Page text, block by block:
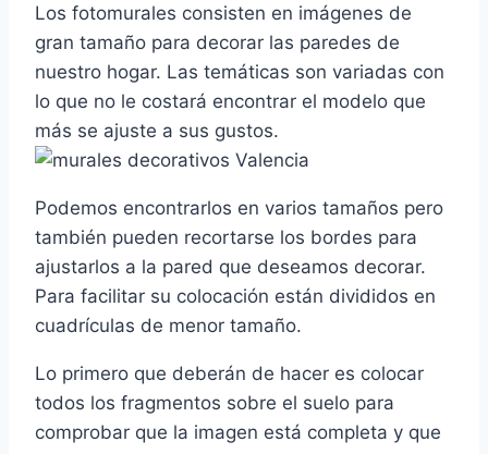
Los fotomurales consisten en imágenes de
gran tamaño para decorar las paredes de
nuestro hogar. Las temáticas son variadas con
lo que no le costará encontrar el modelo que
más se ajuste a sus gustos.
Podemos encontrarlos en varios tamaños pero
también pueden recortarse los bordes para
ajustarlos a la pared que deseamos decorar.
Para facilitar su colocación están divididos en
cuadrículas de menor tamaño.
Lo primero que deberán de hacer es colocar
todos los fragmentos sobre el suelo para
comprobar que la imagen está completa y que